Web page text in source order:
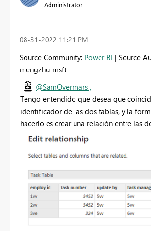
Administrator
‎08-31-2022 11:21 PM
Source Community: Power BI | Source
mengzhu-msft
@SamOvermars ,
Tengo entendido que desea que
identificador de las dos tablas, y la
hacerlo es crear una relación entre las